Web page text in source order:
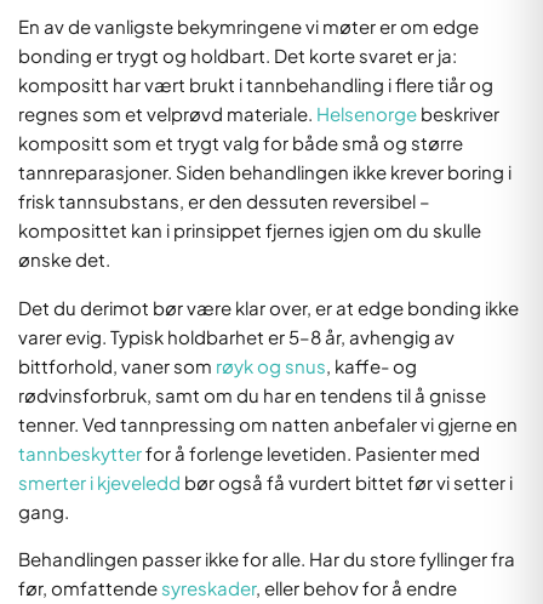
En av de vanligste bekymringene vi møter er om edge
bonding er trygt og holdbart. Det korte svaret er ja:
kompositt har vært brukt i tannbehandling i flere tiår og
regnes som et velprøvd materiale. Helsenorge beskriver
kompositt som et trygt valg for både små og større
tannreparasjoner. Siden behandlingen ikke krever boring i
frisk tannsubstans, er den dessuten reversibel –
komposittet kan i prinsippet fjernes igjen om du skulle
ønske det.
Det du derimot bør være klar over, er at edge bonding ikke
varer evig. Typisk holdbarhet er 5–8 år, avhengig av
bittforhold, vaner som røyk og snus , kaffe- og
rødvinsforbruk, samt om du har en tendens til å gnisse
tenner. Ved tannpressing om natten anbefaler vi gjerne en
tannbeskytterfor å forlenge levetiden. Pasienter med
smerter i kjeveledd bør også få vurdert bittet før vi setter i
gang.
Behandlingen passer ikke for alle. Har du store fyllinger fra
før, omfattende syreskader, eller behov for å endre